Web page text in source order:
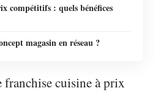
compétitifs : quels bénéfices
magasin en réseau ?
cuisine à prix